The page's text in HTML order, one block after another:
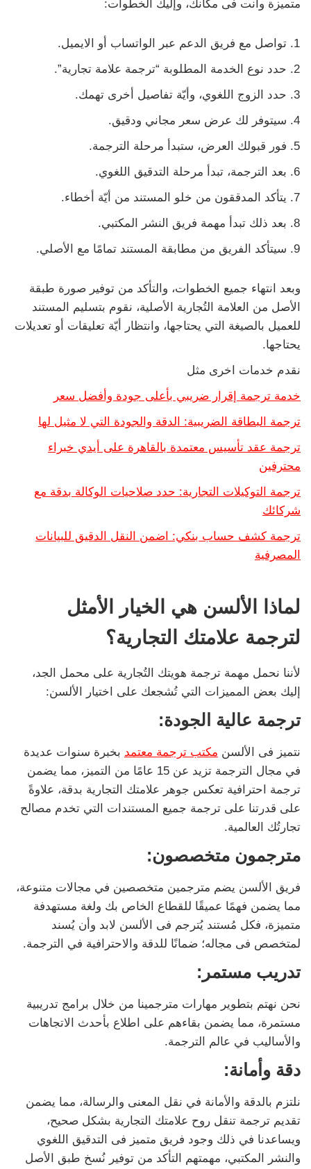
متميزة وأنت فى مكانك، وإليك الخطوات:
تواصل مع فريق الدعم عبر الواتساب أو الايميل.
حدد نوع الخدمة المطلوبة “ترجمة علامة تجارية”.
حدد الزوج اللغوي، وأيّة تفاصيل أخرى تهمك.
سيتوفر لك عرض سعر مجاني ودقيق.
فور قبولك العرض، ستبدأ مرحلة الترجمة.
بعد الترجمة، تبدأ مرحلة التدقيق اللغوي.
يتأكد المدققون من خلو المستند من أيّة أخطاء.
بعد ذلك تبدأ مهمة فريق النشر المكتبي.
سيتأكد الفريق من مطابقة المستند تمامًا مع الأصلي.
وبعد انتهاء جميع الخطوات، والتأكد من توفير صورة طبقة
الأصل من العلامة التُجارية الأصلية، نقوم بتسليم المستند
للعميل بالصيغة التي يحتاجها، وانتظار أيّة تعليقات أو تعديلات
يحتاجها.
نقدم خدمات اخرى مثل
خدمة ترجمة إقرار ضريبي بأعلى جودة وأفضل سعر
ترجمة البطاقة الضريبية: الدقة والجودة التي لا مثيل لها
ترجمة عقد تأسيس معتمدة بالقاهرة على أيدي خبراء
محترفين
ترجمة التوكيلات التجارية: حدد صلاحيات الوكالة بدقة مع
شركائك
ترجمة كشف حساب بنكي: اضمن النقل الدقيق للبيانات
المصرفية
لماذا الألسن هي الخيار الأمثل
لترجمة علامتك التجارية؟
لأننا نحمل مهمة ترجمة هويتك التُجارية على محمل الجد،
إليك بعض المميزات التي تُشجعك على اختيار الألسن:
ترجمة عالية الجودة:
نتميز فى الألسن مكتب ترجمة معتمد بخبرة سنوات عديدة
في مجال الترجمة تزيد عن 15 عامًا من التميز، مما يضمن
ترجمة احترافية تعكس جوهر علامتك التجارية بدقة، علاوةً
على قدرتنا على ترجمة جميع المستندات التي تخدم مصالح
تجارتُك العالمية.
مترجمون متخصصون:
فريق الألسن يضم مترجمين متخصصين في مجالات متنوعة،
مما يضمن فهمًا عميقًا للقطاع الخاص بك ولغة مستهدفة
متميزة، فكل مُستند يُترجم فى الألسن لابد وأن يُسند
لمتخصص فى مجاله؛ ضمانًا للدقة والاحترافية في الترجمة.
تدريب مستمر:
نحن نهتم بتطوير مهارات مترجمينا من خلال برامج تدريبية
مستمرة، مما يضمن بقاءهم على اطلاع بأحدث الاتجاهات
والأساليب في عالم الترجمة.
دقة وأمانة:
نلتزم بالدقة والأمانة في نقل المعنى والرسالة، مما يضمن
تقديم ترجمة تنقل روح علامتك التجارية بشكل صحيح،
ويساعدنا في ذلك وجود فريق متميز فى التدقيق اللغوي
والنشر المكتبي، مهمتهم التأكد من توفير نُسخ طبق الأصل